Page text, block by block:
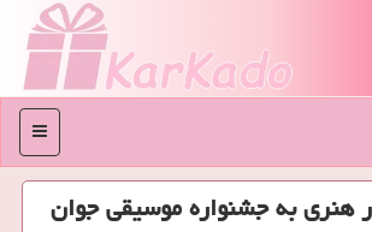
منو
هنری به جشنواره موسیقی جوان